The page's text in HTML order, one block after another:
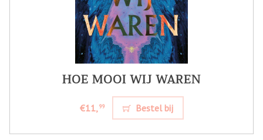
HOE MOOI WIJ WAREN
€11,99 Bestel bij